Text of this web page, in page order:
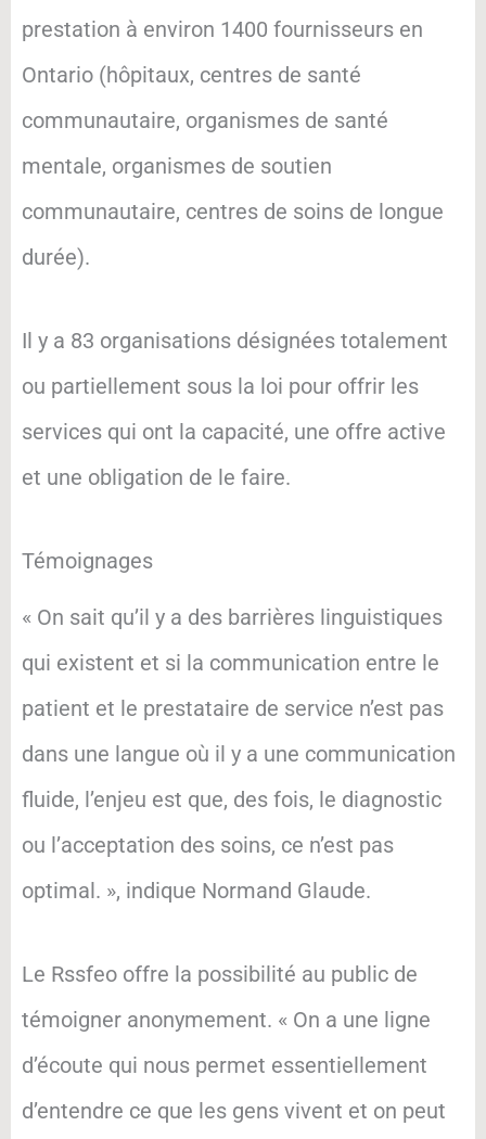
prestation à environ 1400 fournisseurs en
Ontario (hôpitaux, centres de santé
communautaire, organismes de santé
mentale, organismes de soutien
communautaire, centres de soins de longue
durée).
Il y a 83 organisations désignées totalement
ou partiellement sous la loi pour offrir les
services qui ont la capacité, une offre active
et une obligation de le faire.
Témoignages
« On sait qu’il y a des barrières linguistiques
qui existent et si la communication entre le
patient et le prestataire de service n’est pas
dans une langue où il y a une communication
fluide, l’enjeu est que, des fois, le diagnostic
ou l’acceptation des soins, ce n’est pas
optimal. », indique Normand Glaude.
Le Rssfeo offre la possibilité au public de
témoigner anonymement. « On a une ligne
d’écoute qui nous permet essentiellement
d’entendre ce que les gens vivent et on peut